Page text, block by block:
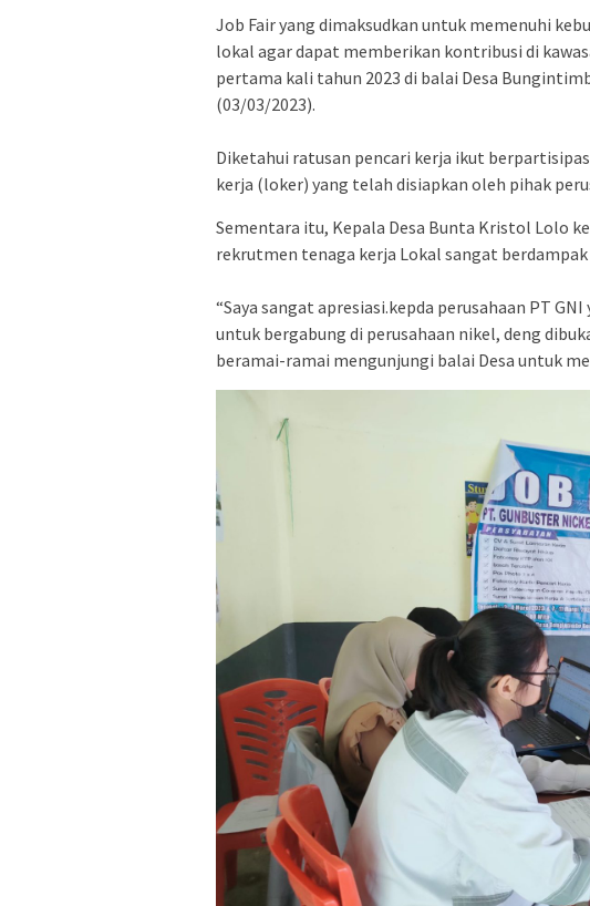
Job Fair yang dimaksudkan untuk memenuhi
lokal agar dapat memberikan kontribusi di
pertama kali tahun 2023 di balai Desa
(03/03/2023).
Diketahui ratusan pencari kerja ikut
kerja (loker) yang telah disiapkan oleh pihak
Sementara itu, Kepala Desa Bunta Kristol Lolo
rekrutmen tenaga kerja Lokal sangat
“Saya sangat apresiasi.kepda perusahaan PT
untuk bergabung di perusahaan nikel, deng
beramai-ramai mengunjungi balai Desa untuk